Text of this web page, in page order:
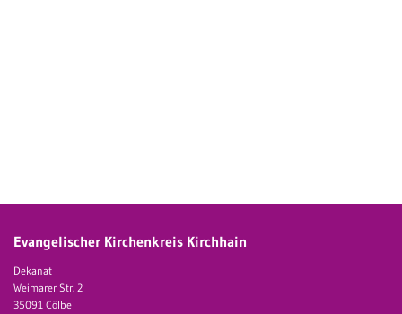
Evangelischer Kirchenkreis Kirchhain
Dekanat
Weimarer Str. 2
35091 Cölbe